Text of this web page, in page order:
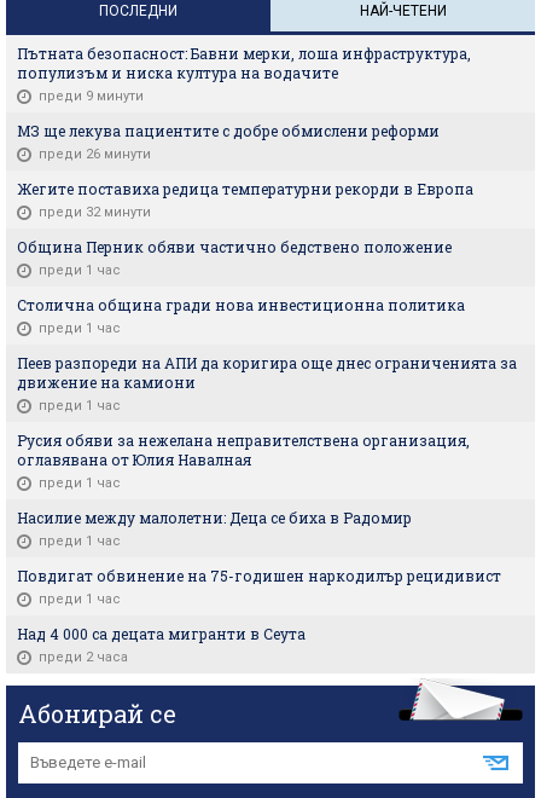
ПОСЛЕДНИ НАЙ-ЧЕТЕНИ
Пътната безопасност: Бавни мерки, лоша инфраструктура,
популизъм и ниска култура на водачите
преди 9 минути
МЗ ще лекува пациентите с добре обмислени реформи
преди 26 минути
Жегите поставиха редица температурни рекорди в Европа
преди 32 минути
Община Перник обяви частично бедствено положение
преди 1 час
Столична община гради нова инвестиционна политика
преди 1 час
Пеев разпореди на АПИ да коригира още днес ограниченията за
движение на камиони
преди 1 час
Русия обяви за нежелана неправителствена организация,
оглавявана от Юлия Навалная
преди 1 час
Насилие между малолетни: Деца се биха в Радомир
преди 1 час
Повдигат обвинение на 75-годишен наркодилър рецидивист
преди 1 час
Над 4 000 са децата мигранти в Сеута
преди 2 часа
Абонирай се